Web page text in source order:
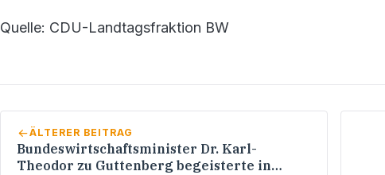
Quelle: CDU-Landtagsfraktion BW
ÄLTERER BEITRAG
Bundeswirtschaftsminister Dr. Karl-
Theodor zu Guttenberg begeisterte in